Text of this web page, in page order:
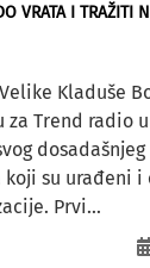
VRATA I TRAŽITI
Kladuše
za Trend radio
su urađeni i
Prvi...